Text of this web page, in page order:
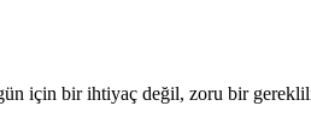
için bir ihtiyaç değil, zoru bir